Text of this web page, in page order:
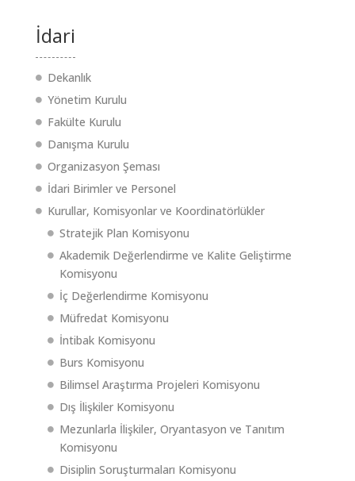
İdari
Dekanlık
Yönetim Kurulu
Fakülte Kurulu
Danışma Kurulu
Organizasyon Şeması
İdari Birimler ve Personel
Kurullar, Komisyonlar ve Koordinatörlükler
Stratejik Plan Komisyonu
Akademik Değerlendirme ve Kalite Geliştirme
Komisyonu
İç Değerlendirme Komisyonu
Müfredat Komisyonu
İntibak Komisyonu
Burs Komisyonu
Bilimsel Araştırma Projeleri Komisyonu
Dış İlişkiler Komisyonu
Mezunlarla İlişkiler, Oryantasyon ve Tanıtım
Komisyonu
Disiplin Soruşturmaları Komisyonu